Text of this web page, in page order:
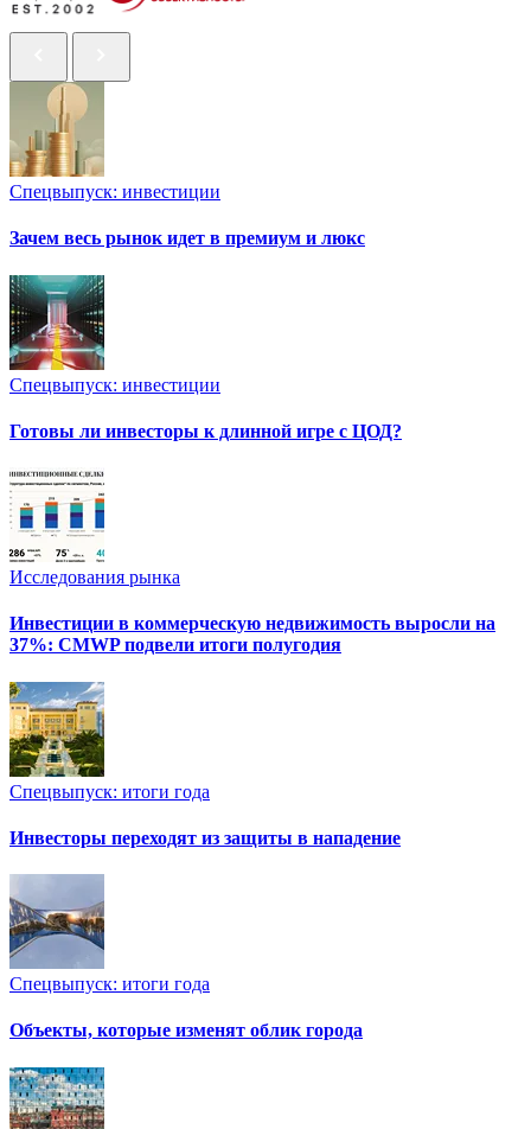
Спецвыпуск: инвестиции
Зачем весь рынок идет в премиум и люкс
Спецвыпуск: инвестиции
Готовы ли инвесторы к длинной игре с ЦОД?
Исследования рынка
Инвестиции в коммерческую недвижимость выросли на
37%: CMWP подвели итоги полугодия
Спецвыпуск: итоги года
Инвесторы переходят из защиты в нападение
Спецвыпуск: итоги года
Объекты, которые изменят облик города